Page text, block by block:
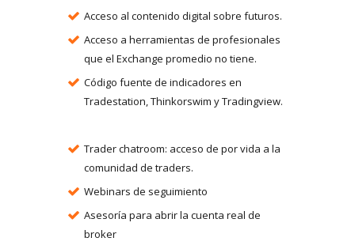
Acceso al contenido digital sobre futuros.
Acceso a herramientas de profesionales
que el Exchange promedio no tiene.
Código fuente de indicadores en
Tradestation, Thinkorswim y Tradingview.
Trader chatroom: acceso de por vida a la
comunidad de traders.
Webinars de seguimiento
Asesoría para abrir la cuenta real de
broker